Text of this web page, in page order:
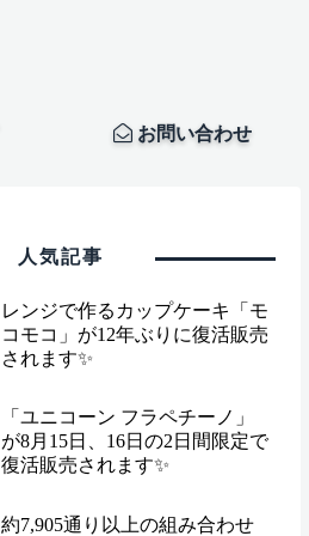
お問い合わせ
人気記事
レンジで作るカップケーキ「モ
コモコ」が12年ぶりに復活販売
されます✨
「ユニコーン フラペチーノ」
が8月15日、16日の2日間限定で
復活販売されます✨
約7,905通り以上の組み合わせ